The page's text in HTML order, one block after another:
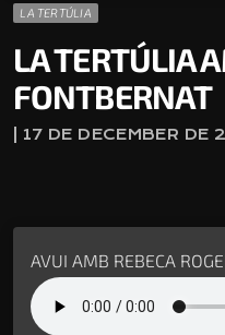
LA TERTÚLIA
LA TERTÚLIA
FONTBERNAT
| 17 DE DECEMBER DE
AVUI AMB REBECA